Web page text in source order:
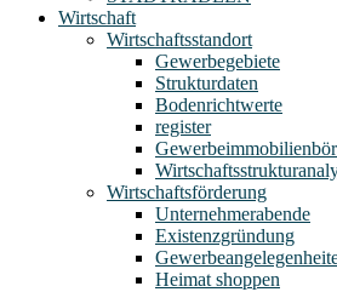
Wirtschaft
Wirtschaftsstandort
Gewerbegebiete
Strukturdaten
Bodenrichtwerte
register
Wirtschaftsförderung
Unternehmerabende
Existenzgründung
Heimat shoppen